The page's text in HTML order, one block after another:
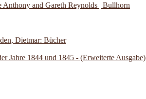
and Gareth Reynolds | Bullhorn
Dietmar: Bücher
Jahre 1844 und 1845 - (Erweiterte Ausgabe)